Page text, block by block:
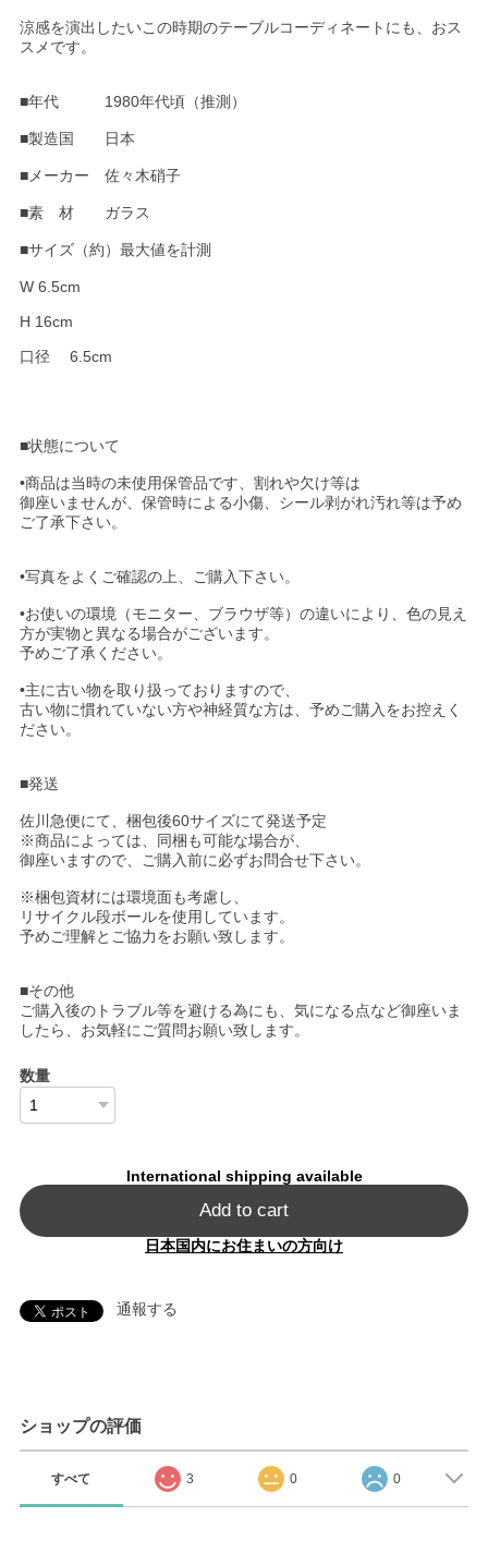
涼感を演出したいこの時期のテーブルコーディネートにも、おス
スメです。
■年代 1980年代頃（推測）
■製造国 日本
■メーカー 佐々木硝子
■素 材 ガラス
■サイズ（約）最大値を計測
W 6.5cm
H 16cm
口径 6.5cm
■状態について
•商品は当時の未使用保管品です、割れや欠け等は
御座いませんが、保管時による小傷、シール剥がれ汚れ等は予め
ご了承下さい。
•写真をよくご確認の上、ご購入下さい。
•お使いの環境（モニター、ブラウザ等）の違いにより、色の見え
方が実物と異なる場合がございます。
予めご了承ください。
•主に古い物を取り扱っておりますので、
古い物に慣れていない方や神経質な方は、予めご購入をお控えく
ださい。
■発送
佐川急便にて、梱包後60サイズにて発送予定
※商品によっては、同梱も可能な場合が、
御座いますので、ご購入前に必ずお問合せ下さい。
※梱包資材には環境面も考慮し、
リサイクル段ボールを使用しています。
予めご理解とご協力をお願い致します。
■その他
ご購入後のトラブル等を避ける為にも、気になる点など御座いま
したら、お気軽にご質問お願い致します。
数量
International shipping available
Add to cart
日本国内にお住まいの方向け
通報する
ショップの評価
すべて 3 0 0